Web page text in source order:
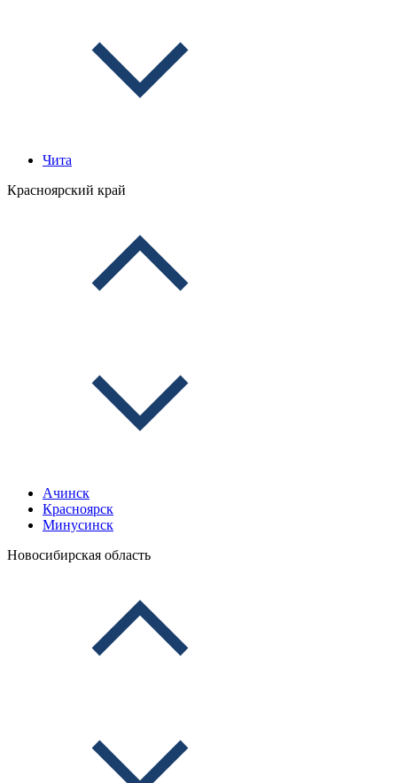
Чита
Красноярский край
Ачинск
Красноярск
Минусинск
Новосибирская область